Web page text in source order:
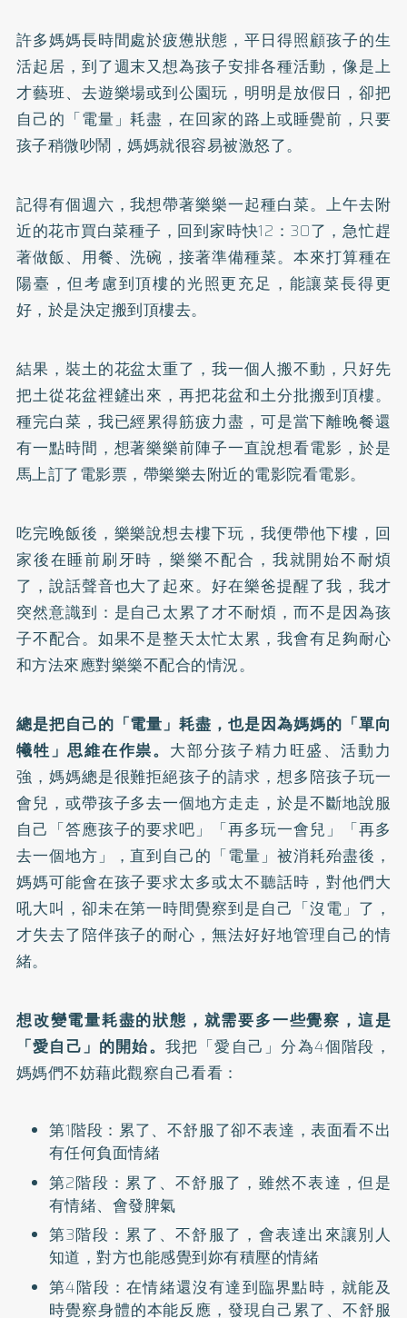
許多媽媽長時間處於疲憊狀態，平日得照顧孩子的生
活起居，到了週末又想為孩子安排各種活動，像是上
才藝班、去遊樂場或到公園玩，明明是放假日，卻把
自己的「電量」耗盡，在回家的路上或睡覺前，只要
孩子稍微吵鬧，媽媽就很容易被激怒了。
記得有個週六，我想帶著樂樂一起種白菜。上午去附
近的花市買白菜種子，回到家時快12：30了，急忙趕
著做飯、用餐、洗碗，接著準備種菜。本來打算種在
陽臺，但考慮到頂樓的光照更充足，能讓菜長得更
好，於是決定搬到頂樓去。
結果，裝土的花盆太重了，我一個人搬不動，只好先
把土從花盆裡鏟出來，再把花盆和土分批搬到頂樓。
種完白菜，我已經累得筋疲力盡，可是當下離晚餐還
有一點時間，想著樂樂前陣子一直說想看電影，於是
馬上訂了電影票，帶樂樂去附近的電影院看電影。
吃完晚飯後，樂樂說想去樓下玩，我便帶他下樓，回
家後在睡前刷牙時，樂樂不配合，我就開始不耐煩
了，說話聲音也大了起來。好在樂爸提醒了我，我才
突然意識到：是自己太累了才不耐煩，而不是因為孩
子不配合。如果不是整天太忙太累，我會有足夠耐心
和方法來應對樂樂不配合的情況。
總是把自己的「電量」耗盡，也是因為媽媽的「單向
犧牲」思維在作祟。 大部分孩子精力旺盛、活動力
強，媽媽總是很難拒絕孩子的請求，想多陪孩子玩一
會兒，或帶孩子多去一個地方走走，於是不斷地說服
自己「答應孩子的要求吧」「再多玩一會兒」「再多
去一個地方」，直到自己的「電量」被消耗殆盡後，
媽媽可能會在孩子要求太多或太不聽話時，對他們大
吼大叫，卻未在第一時間覺察到是自己「沒電」了，
才失去了陪伴孩子的耐心，無法好好地管理自己的情
緒。
想改變電量耗盡的狀態，就需要多一些覺察，這是
「愛自己」的開始。 我把「愛自己」分為4個階段，
媽媽們不妨藉此觀察自己看看：
第1階段：累了、不舒服了卻不表達，表面看不出
有任何負面情緒
第2階段：累了、不舒服了，雖然不表達，但是
有情緒、會發脾氣
第3階段：累了、不舒服了，會表達出來讓別人
知道，對方也能感覺到妳有積壓的情緒
第4階段：在情緒還沒有達到臨界點時，就能及
時覺察身體的本能反應，發現自己累了、不舒服